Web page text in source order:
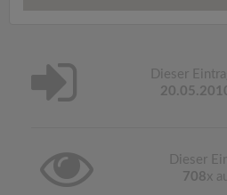
Dieser
Dieser
708x